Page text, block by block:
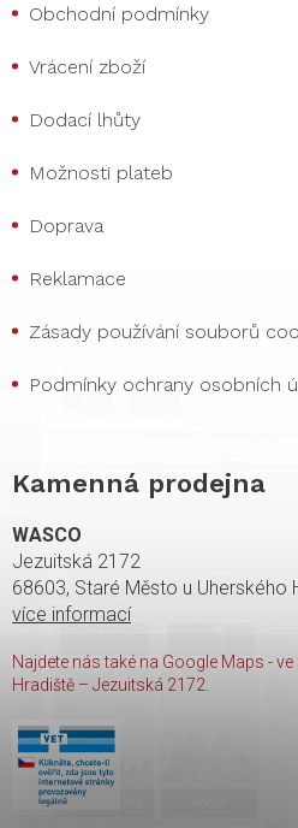
Obchodní podmínky
Vrácení zboží
Dodací lhůty
Možnosti plateb
Doprava
Reklamace
Zásady používání souborů
Podmínky ochrany osobních
Kamenná prodejna
WASCO
Jezuitská 2172
68603, Staré Město u Uherského
více informací
Najdete nás také na Google Maps -
Hradiště – Jezuitská 2172.